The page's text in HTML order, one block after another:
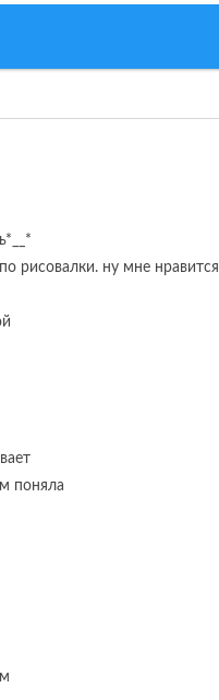
рисовалки. ну мне нравится
поняла